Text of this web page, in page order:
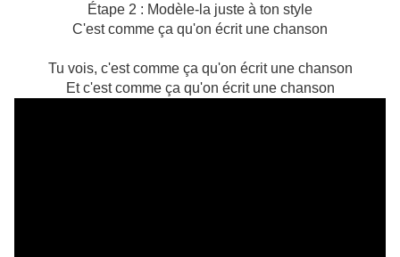
Étape 2 : Modèle-la juste à ton style
C'est comme ça qu'on écrit une chanson
Tu vois, c'est comme ça qu'on écrit une chanson
Et c'est comme ça qu'on écrit une chanson